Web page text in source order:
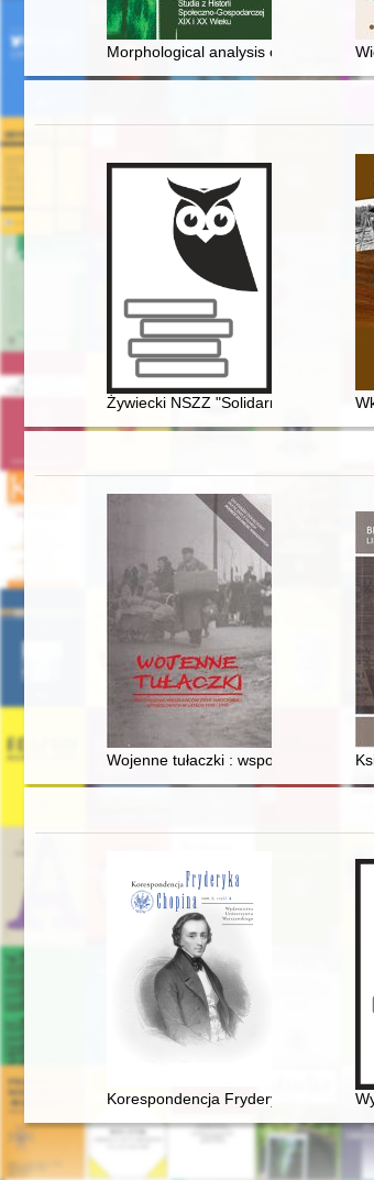
Morphological analysis of urban
Żywiecki NSZZ "Solidarność" :
Wojenne tułaczki : wspomnienia
Korespondencja Fryderyka Chopina.